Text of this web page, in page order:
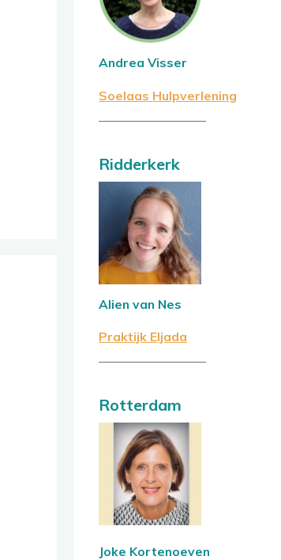
Andrea Visser
Soelaas Hulpverlening
————————–
Ridderkerk
Alien van Nes
Praktijk Eljada
————————–
Rotterdam
Joke Kortenoeven